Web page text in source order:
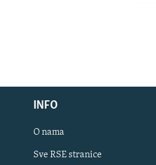
INFO
O nama
Sve RSE stranice